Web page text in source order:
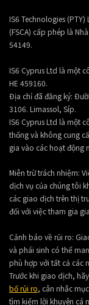
IS6 Technologies
(FSCA) cấp phép là
54149.
IS6 Cyprus Ltd là một
HE 459160.
Địa chỉ đã đăng ký:
3106. Limassol, Síp.
IS6 Cyprus Ltd là một
thống và không cung
gia vào các hoạt động
Miễn trừ trách nhiệm:
dịch vụ của chúng tôi
các giao dịch trên thị
đối với việc tham gia
Cảnh báo về rủi ro:
và phái sinh có thể
phù hợp với tất cả các
Trước khi giao dịch,
bố rủi ro, cân nhắc
tìm kiếm lời khuyên cá